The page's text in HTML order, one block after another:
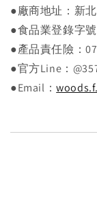
●廠商地址：新
●食品業登錄字
●產品責任險：
●官方Line：
●Email：